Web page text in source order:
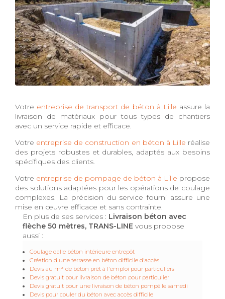
Votre entreprise de transport de béton à Lille assure la
livraison de matériaux pour tous types de chantiers
avec un service rapide et efficace.
Votre entreprise de construction en béton à Lille réalise
des projets robustes et durables, adaptés aux besoins
spécifiques des clients.
Votre entreprise de pompage de béton à Lille propose
des solutions adaptées pour les opérations de coulage
complexes. La précision du service fourni assure une
mise en œuvre efficace et sans contrainte.
En plus de ses services : Livraison béton avec
flèche 50 mètres, TRANS-LINE vous propose
aussi :
Coulage dalle béton intérieure entrepôt
Création d'une terrasse en béton difficile d'accès
Devis au m³ de béton prêt à l'emploi pour particuliers
Devis gratuit pour livraison de béton pour particulier
Devis gratuit pour une livraison de béton pompé le samedi
Devis pour couler du béton avec accès difficile